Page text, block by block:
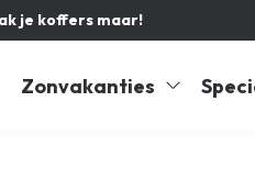
je koffers maar!
Zonvakanties